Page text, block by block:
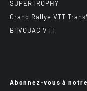
SUPERTROPHY
Grand Rallye VTT
BiiVOUAC VTT
Abonnez-vous à